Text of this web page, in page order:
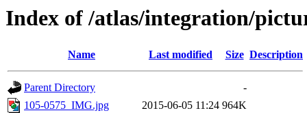
Index of /atlas/integration/
Name Last modified Size Description
Parent Directory
-
105-0575_IMG.jpg
2015-06-05 11:24 964K